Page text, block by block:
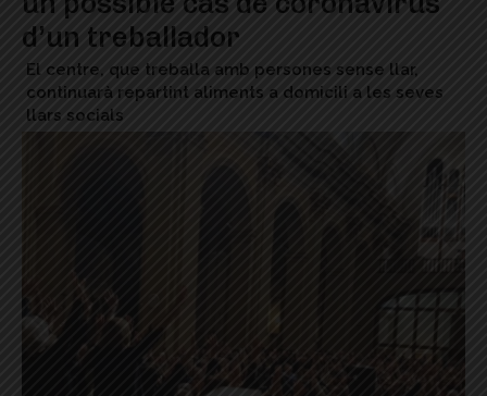
d’un treballador
El centre, que treballa amb persones sense llar,
continuarà repartint aliments a domicili a les seves
llars socials